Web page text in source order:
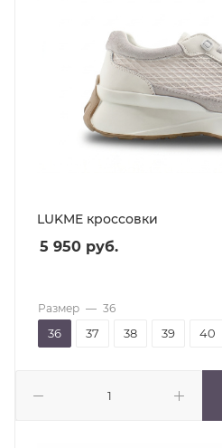
LUKME кроссовки
5 950 руб.
Размер — 36
36 37 38 39 40